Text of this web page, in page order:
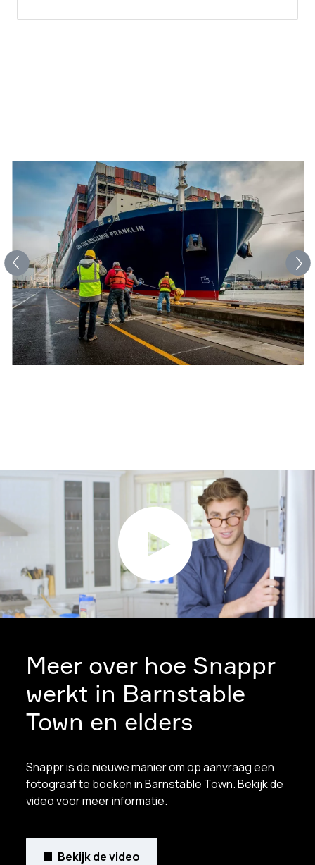
Meer over hoe Snappr
werkt in Barnstable
Town en elders
Snappr is de nieuwe manier om op aanvraag een
fotograaf te boeken in Barnstable Town. Bekijk de
video voor meer informatie.
Bekijk de video